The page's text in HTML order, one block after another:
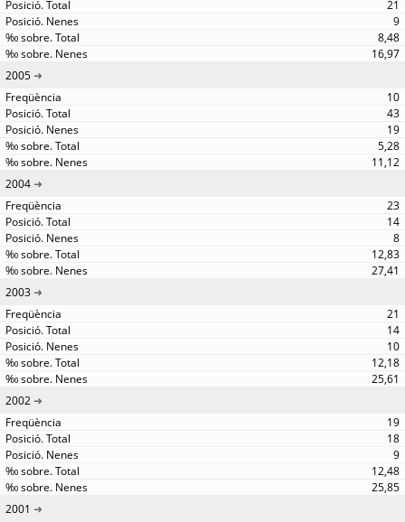
21
9
8,48
16,97
2005
10
43
19
5,28
11,12
2004
23
14
8
12,83
27,41
2003
21
14
10
12,18
25,61
2002
19
18
9
12,48
25,85
2001